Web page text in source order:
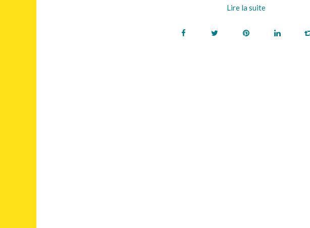
Lire la suite